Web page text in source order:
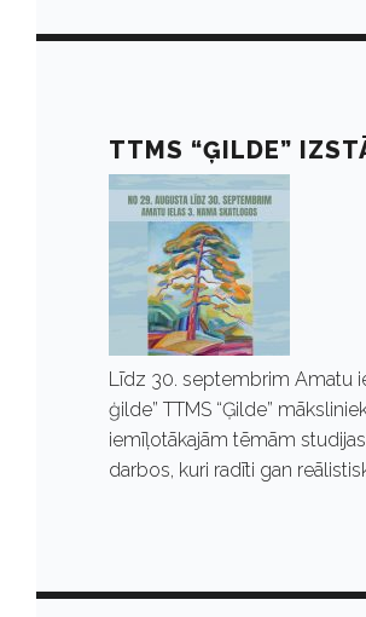
2
TTMS “ĢILDE”
Līdz 30. septembrim Amatu
ģilde” TTMS “Ģilde”
iemīļotākajām tēmām
darbos, kuri radīti gan